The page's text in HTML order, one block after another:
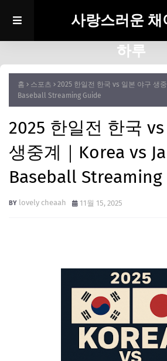
사랑스러운 채
하루
홈 스포츠
2025 한일전 한국 vs 일본 야구 생
Baseball Streaming Guide
2025 한일전 한국
생중계｜Korea vs
Baseball Streaming
lovely cheaah 11월 15, 2025